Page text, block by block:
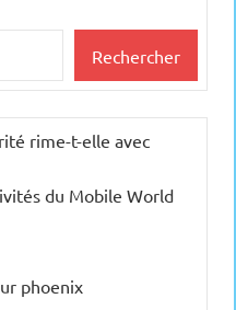
Rechercher
rime-t-elle avec
du Mobile World
phoenix